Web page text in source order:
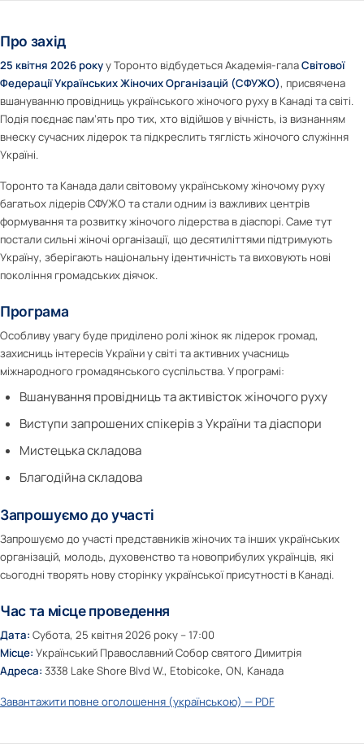
Про захід
25 квітня 2026 рокуу Торонто відбудеться Академія-галаСвітової
Федерації Українських Жіночих Організацій (СФУЖО), присвячена
вшануванню провідниць українського жіночого руху в Канаді та світі.
Подія поєднає пам’ять про тих, хто відійшов у вічність, із визнанням
внеску сучасних лідерок та підкреслить тяглість жіночого служіння
Україні.
Торонто та Канада дали світовому українському жіночому руху
багатьох лідерів СФУЖО та стали одним із важливих центрів
формування та розвитку жіночого лідерства в діаспорі. Саме тут
постали сильні жіночі організації, що десятиліттями підтримують
Україну, зберігають національну ідентичність та виховують нові
покоління громадських діячок.
Програма
Особливу увагу буде приділено ролі жінок як лідерок громад,
захисниць інтересів України у світі та активних учасниць
міжнародного громадянського суспільства. У програмі:
Вшанування провідниць та активісток жіночого руху
Виступи запрошених спікерів з України та діаспори
Мистецька складова
Благодійна складова
Запрошуємо до участі
Запрошуємо до участі представників жіночих та інших українських
організацій, молодь, духовенство та новоприбулих українців, які
сьогодні творять нову сторінку української присутності в Канаді.
Час та місце проведення
Дата: Субота, 25 квітня 2026 року – 17:00
Місце: Український Православний Собор святого Димитрія
Адреса: 3338 Lake Shore Blvd W., Etobicoke, ON, Канада
Завантажити повне оголошення (українською) — PDF